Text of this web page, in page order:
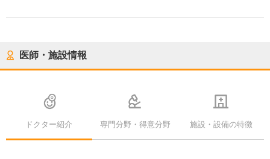
医師・施設情報
ドクター紹介 専門分野・得意分野 施設・設備の特徴